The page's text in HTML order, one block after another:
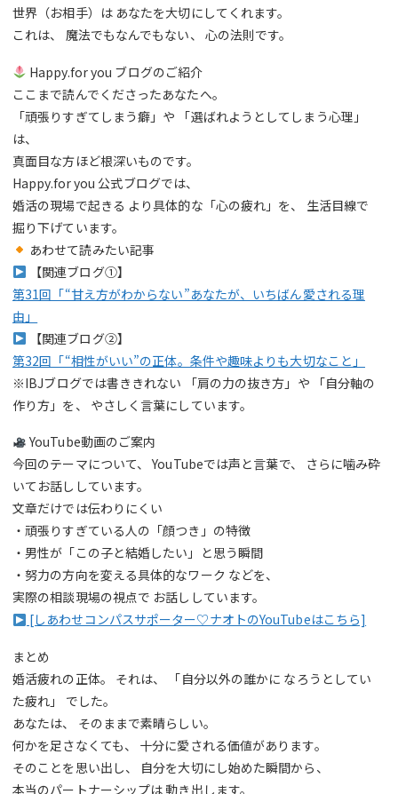
世界（お相手）は あなたを大切にしてくれます。
これは、 魔法でもなんでもない、 心の法則です。
Happy.for you ブログのご紹介
ここまで読んでくださったあなたへ。
「頑張りすぎてしまう癖」や 「選ばれようとしてしまう心理」
は、
真面目な方ほど根深いものです。
Happy.for you 公式ブログでは、
婚活の現場で起きる より具体的な「心の疲れ」を、 生活目線で
掘り下げています。
あわせて読みたい記事
【関連ブログ①】
第31回「“甘え方がわからない”あなたが、いちばん愛される理
由」
【関連ブログ②】
第32回「“相性がいい”の正体。条件や趣味よりも大切なこと」
※IBJブログでは書ききれない 「肩の力の抜き方」や 「自分軸の
作り方」を、 やさしく言葉にしています。
YouTube動画のご案内
今回のテーマについて、 YouTubeでは声と言葉で、 さらに噛み砕
いてお話ししています。
文章だけでは伝わりにくい
・頑張りすぎている人の「顔つき」の特徴
・男性が「この子と結婚したい」と思う瞬間
・努力の方向を変える具体的なワーク などを、
実際の相談現場の視点で お話ししています。
[しあわせコンパスサポーター♡ナオトのYouTubeはこちら]
まとめ
婚活疲れの正体。 それは、 「自分以外の誰かに なろうとしてい
た疲れ」 でした。
あなたは、 そのままで素晴らしい。
何かを足さなくても、 十分に愛される価値があります。
そのことを思い出し、 自分を大切にし始めた瞬間から、
本当のパートナーシップは 動き出します。